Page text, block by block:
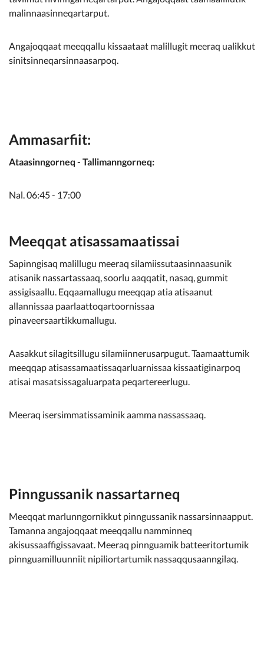
malinnaasinneqartarput.
Angajoqqaat meeqqallu kissaataat malillugit meeraq ualikkut
sinitsinneqarsinnaasarpoq.
Ammasarfiit:
Ataasinngorneq - Tallimanngorneq:
Nal. 06:45 - 17:00
Meeqqat atisassamaatissai
Sapinngisaq malillugu meeraq silamiissutaasinnaasunik
atisanik nassartassaaq, soorlu aaqqatit, nasaq, gummit
assigisaallu. Eqqaamallugu meeqqap atia atisaanut
allannissaa paarlaattoqartoornissaa
pinaveersaartikkumallugu.
Aasakkut silagitsillugu silamiinnerusarpugut. Taamaattumik
meeqqap atisassamaatissaqarluarnissaa kissaatiginarpoq
atisai masatsissagaluarpata peqartereerlugu.
Meeraq isersimmatissaminik aamma nassassaaq.
Pinngussanik nassartarneq
Meeqqat marlunngornikkut pinngussanik nassarsinnaapput.
Tamanna angajoqqaat meeqqallu namminneq
akisussaaffigissavaat. Meeraq pinnguamik batteeritortumik
pinnguamilluunniit nipiliortartumik nassaqqusaanngilaq.